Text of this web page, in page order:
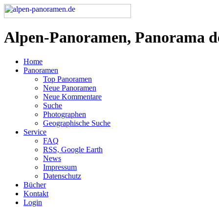
Alpen-Panoramen, Panorama
Home
Panoramen
Top Panoramen
Neue Panoramen
Neue Kommentare
Suche
Photographen
Geographische Suche
Service
FAQ
RSS, Google Earth
News
Impressum
Datenschutz
Bücher
Kontakt
Login